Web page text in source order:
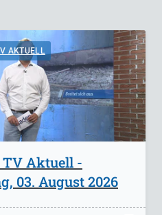
AKTUELL
TV Aktuell -
03. August 2026